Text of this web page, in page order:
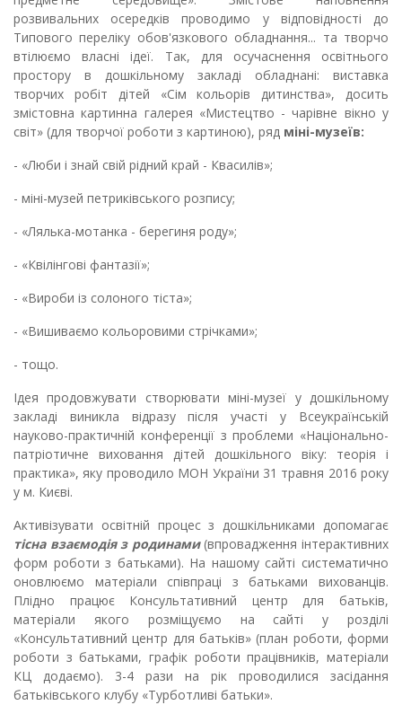
розвивальних осередків проводимо у відповідності до
Типового переліку обов'язкового обладнання... та творчо
втілюємо власні ідеї. Так, для осучаснення освітнього
простору в дошкільному закладі обладнані: виставка
творчих робіт дітей «Сім кольорів дитинства», досить
змістовна картинна галерея «Мистецтво - чарівне вікно у
світ» (для творчої роботи з картиною), ряд міні-музеїв:
- «Люби і знай свій рідний край - Квасилів»;
- міні-музей петриківського розпису;
- «Лялька-мотанка - берегиня роду»;
- «Квілінгові фантазії»;
- «Вироби із солоного тіста»;
- «Вишиваємо кольоровими стрічками»;
- тощо.
Ідея продовжувати створювати міні-музеї у дошкільному
закладі виникла відразу після участі у Всеукраїнській
науково-практичній конференції з проблеми «Національно-
патріотичне виховання дітей дошкільного віку: теорія і
практика», яку проводило МОН України 31 травня 2016 року
у м. Києві.
Активізувати освітній процес з дошкільниками допомагає
тісна взаємодія з родинами(впровадження інтерактивних
форм роботи з батьками). На нашому сайті систематично
оновлюємо матеріали співпраці з батьками вихованців.
Плідно працює Консультативний центр для батьків,
матеріали якого розміщуємо на сайті у розділі
«Консультативний центр для батьків» (план роботи, форми
роботи з батьками, графік роботи працівників, матеріали
КЦ додаємо). 3-4 рази на рік проводилися засідання
батьківського клубу «Турботливі батьки».